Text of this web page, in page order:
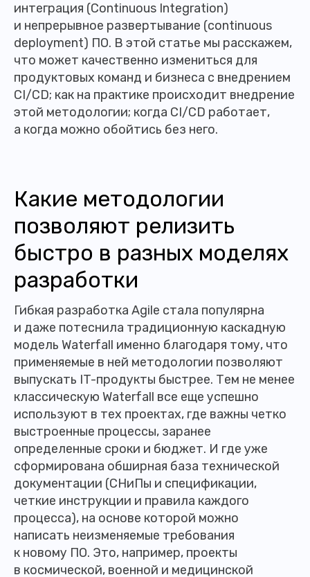
интеграция (Continuous Integration)
и непрерывное развертывание (continuous
deployment) ПО. В этой статье мы расскажем,
что может качественно измениться для
продуктовых команд и бизнеса с внедрением
CI/CD; как на практике происходит внедрение
этой методологии; когда CI/СD работает,
а когда можно обойтись без него.
Какие методологии
позволяют релизить
быстро в разных моделях
разработки
Гибкая разработка Agile стала популярна
и даже потеснила традиционную каскадную
модель Waterfall именно благодаря тому, что
применяемые в ней методологии позволяют
выпускать IT-продукты быстрее. Тем не менее
классическую Waterfall все еще успешно
используют в тех проектах, где важны четко
выстроенные процессы, заранее
определенные сроки и бюджет. И где уже
сформирована обширная база технической
документации (СНиПы и спецификации,
четкие инструкции и правила каждого
процесса), на основе которой можно
написать неизменяемые требования
к новому ПО. Это, например, проекты
в космической, военной и медицинской